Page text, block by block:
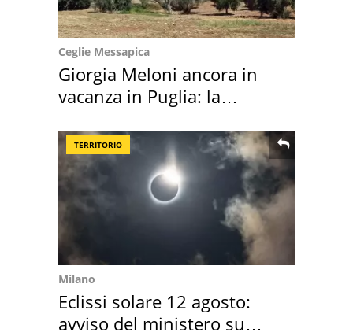
Ceglie Messapica
Giorgia Meloni ancora in
vacanza in Puglia: la
TERRITORIO
Milano
Eclissi solare 12 agosto:
avviso del ministero su